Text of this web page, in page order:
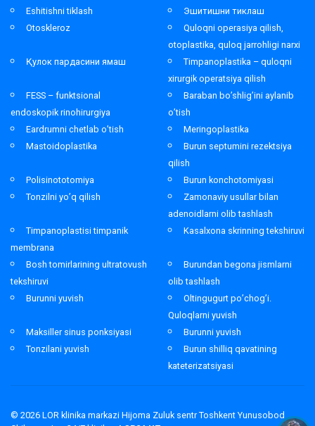
Eshitishni tiklash
Эшитишни тиклаш
Otoskleroz
Quloqni operasiya qilish,
otoplastika, quloq jarrohligi narxi
Қулок пардасини ямаш
Timpanoplastika – quloqni
xirurgik operatsiya qilish
FESS – funktsional
endoskopik rinohirurgiya
Baraban bo’shlig’ini aylanib
o’tish
Eardrumni chetlab o’tish
Meringoplastika
Mastoidoplastika
Burun septumini rezektsiya
qilish
Polisinototomiya
Burun konchotomiyasi
Tonzilni yo’q qilish
Zamonaviy usullar bilan
adenoidlarni olib tashlash
Timpanoplastisi timpanik
membrana
Kasalxona skrinning tekshiruvi
Bosh tomirlarining ultratovush
tekshiruvi
Burundan begona jismlarni
olib tashlash
Burunni yuvish
Oltingugurt po’chog’i.
Quloqlarni yuvish
Maksiller sinus ponksiyasi
Burunni yuvish
Tonzilani yuvish
Burun shilliq qavatining
kateterizatsiyasi
© 2026 LOR klinika markazi Hijoma Zuluk sentr Toshkent Yunusobod